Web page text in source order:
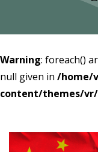
Warning: foreach()
null given in /home/
content/themes/vr/